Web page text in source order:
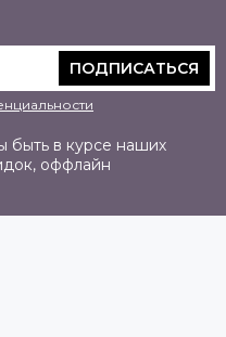
ПОДПИСАТЬСЯ
быть в курсе наших
оффлайн